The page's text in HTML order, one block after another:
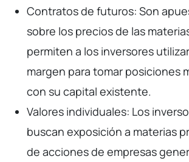
Contratos de futuros: Son
sobre los precios de las
permiten a los inversores
margen para tomar posiciones
con su capital existente.
Valores individuales: Los
buscan exposición a materias
de acciones de empresas